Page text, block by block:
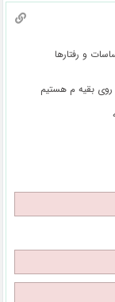
و رفتارها
روی بقیه م هستیم